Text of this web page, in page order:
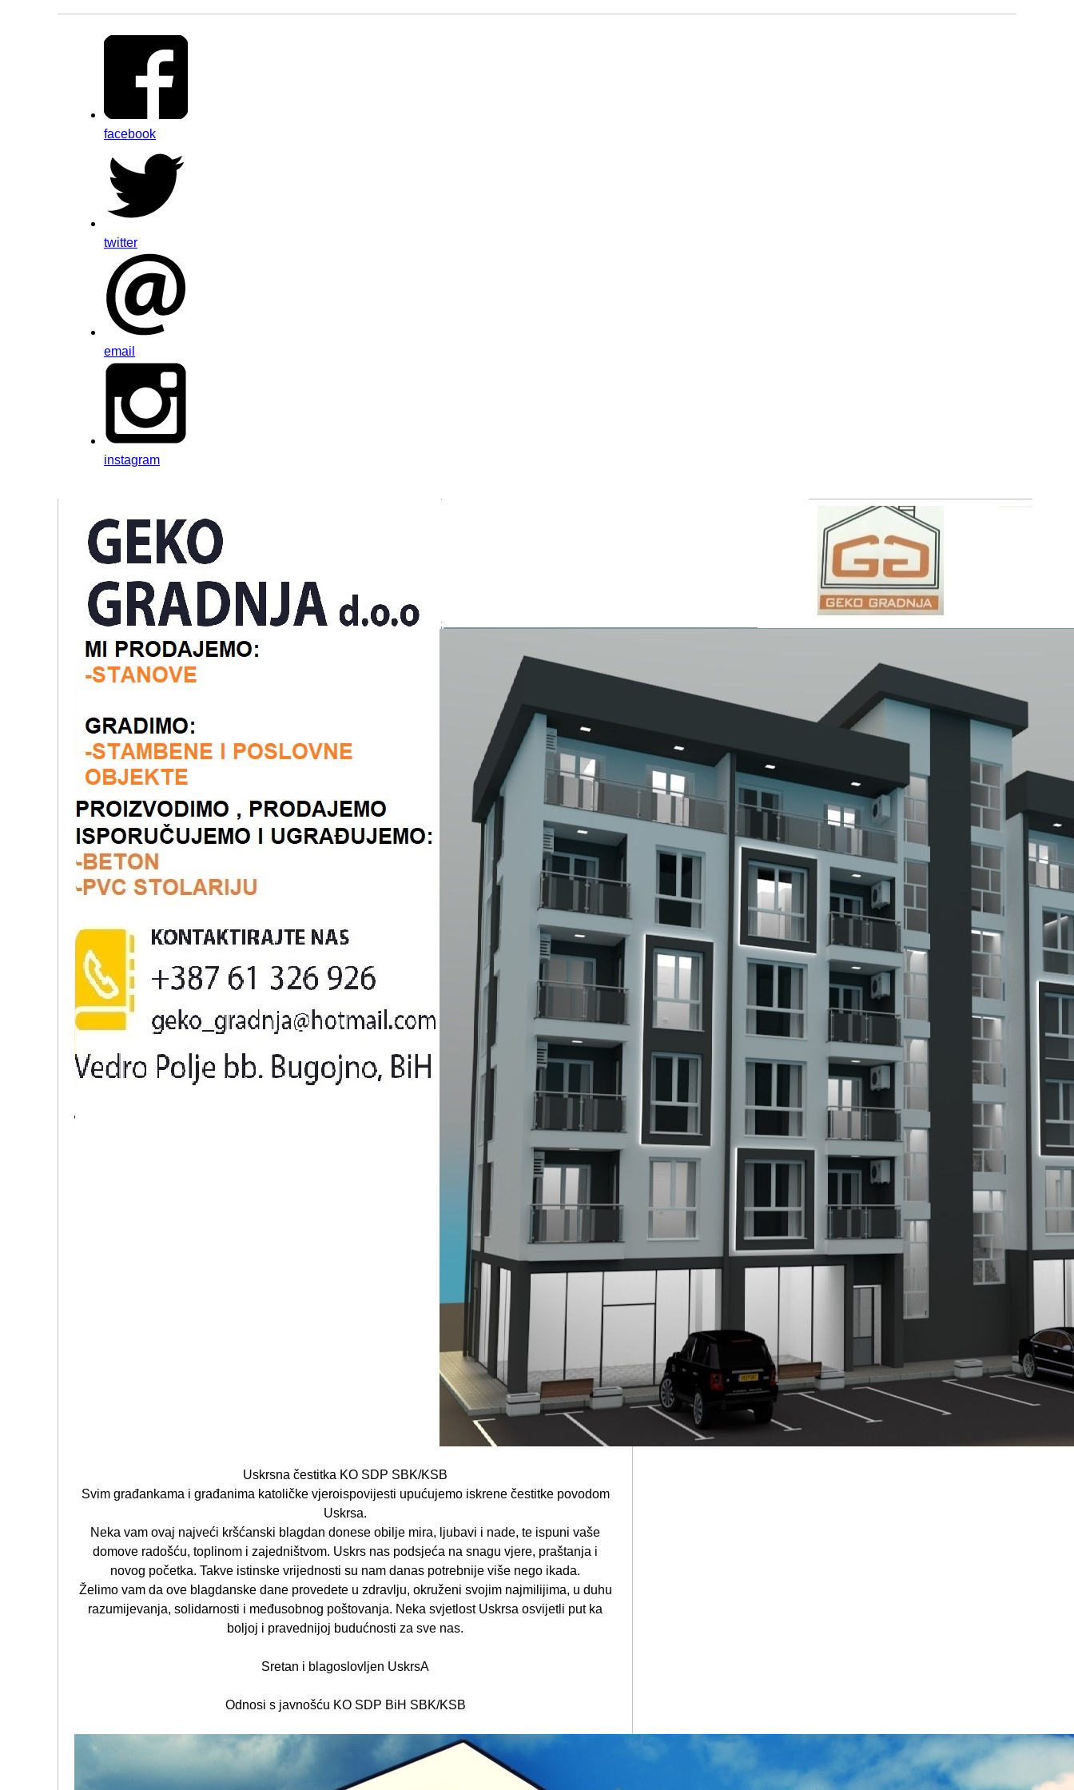
facebook
twitter
email
instagram
Uskrsna čestitka KO SDP SBK/KSB
Svim građankama i građanima katoličke vjeroispovijesti upućujemo iskrene čestitke povodom
Uskrsa.
Neka vam ovaj najveći kršćanski blagdan donese obilje mira, ljubavi i nade, te ispuni vaše
domove radošću, toplinom i zajedništvom. Uskrs nas podsjeća na snagu vjere, praštanja i
novog početka. Takve istinske vrijednosti su nam danas potrebnije više nego ikada.
Želimo vam da ove blagdanske dane provedete u zdravlju, okruženi svojim najmilijima, u duhu
razumijevanja, solidarnosti i međusobnog poštovanja. Neka svjetlost Uskrsa osvijetli put ka
boljoj i pravednijoj budućnosti za sve nas.
Sretan i blagoslovljen UskrsA
Odnosi s javnošću KO SDP BiH SBK/KSB